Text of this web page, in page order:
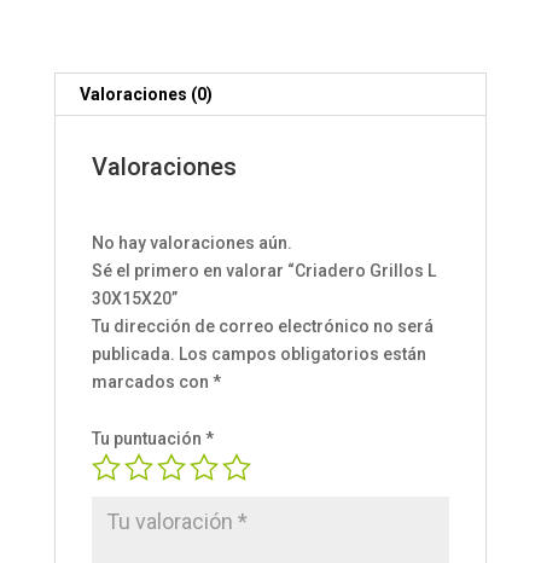
Valoraciones (0)
Valoraciones
No hay valoraciones aún.
Sé el primero en valorar “Criadero Grillos L
30X15X20”
Tu dirección de correo electrónico no será
publicada. Los campos obligatorios están
marcados con *
Tu puntuación *